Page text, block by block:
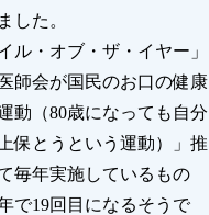
した。
ル・オブ・ザ・イヤー」
師会が国民のお口の健康
動（80歳になっても自分
保とうという運動）」推
毎年実施しているもの
で19回目になるそうで